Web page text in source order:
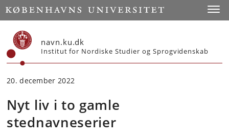
Start
navn.ku.dk
Institut for Nordiske Studier og Sprogvidenskab
20. december 2022
Nyt liv i to gamle
stednavneserier